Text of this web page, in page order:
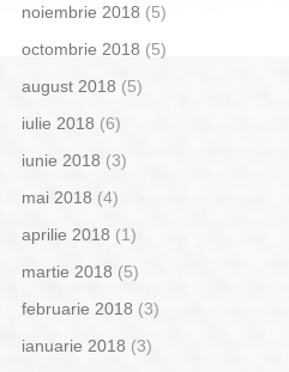
noiembrie 2018 (5)
octombrie 2018 (5)
august 2018 (5)
iulie 2018 (6)
iunie 2018 (3)
mai 2018 (4)
aprilie 2018 (1)
martie 2018 (5)
februarie 2018 (3)
ianuarie 2018 (3)